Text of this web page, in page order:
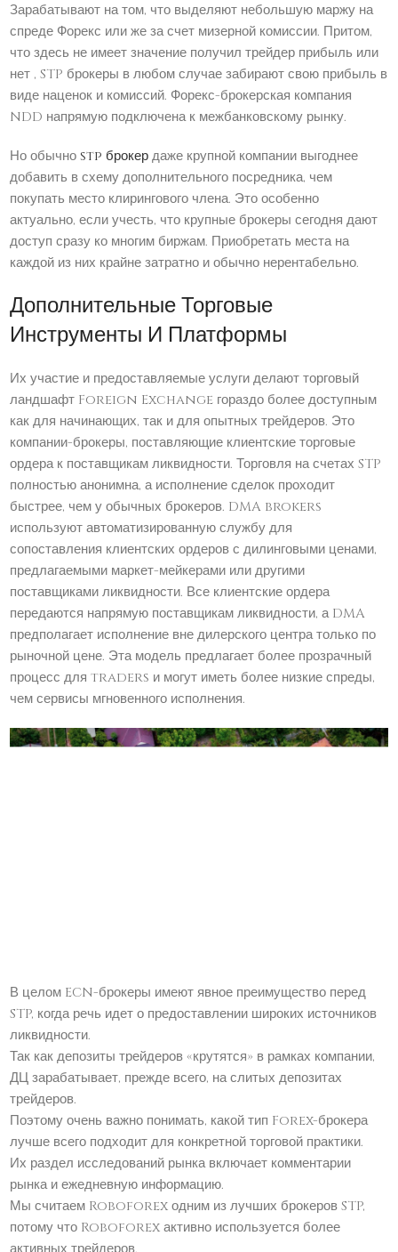
Зарабатывают на том, что выделяют небольшую маржу на
спреде Форекс или же за счет мизерной комиссии. Притом,
что здесь не имеет значение получил трейдер прибыль или
нет , STP брокеры в любом случае забирают свою прибыль в
виде наценок и комиссий. Форекс-брокерская компания
NDD напрямую подключена к межбанковскому рынку.
Но обычноstp брокердаже крупной компании выгоднее
добавить в схему дополнительного посредника, чем
покупать место клирингового члена. Это особенно
актуально, если учесть, что крупные брокеры сегодня дают
доступ сразу ко многим биржам. Приобретать места на
каждой из них крайне затратно и обычно нерентабельно.
Дополнительные Торговые
Инструменты И Платформы
Их участие и предоставляемые услуги делают торговый
ландшафт Foreign Exchange гораздо более доступным
как для начинающих, так и для опытных трейдеров. Это
компании-брокеры, поставляющие клиентские торговые
ордера к поставщикам ликвидности. Торговля на счетах STP
полностью анонимна, а исполнение сделок проходит
быстрее, чем у обычных брокеров. DMA brokers
используют автоматизированную службу для
сопоставления клиентских ордеров с дилинговыми ценами,
предлагаемыми маркет-мейкерами или другими
поставщиками ликвидности. Все клиентские ордера
передаются напрямую поставщикам ликвидности, а DMA
предполагает исполнение вне дилерского центра только по
рыночной цене. Эта модель предлагает более прозрачный
процесс для traders и могут иметь более низкие спреды,
чем сервисы мгновенного исполнения.
В целом ECN-брокеры имеют явное преимущество перед
STP, когда речь идет о предоставлении широких источников
ликвидности.
Так как депозиты трейдеров «крутятся» в рамках компании,
ДЦ зарабатывает, прежде всего, на слитых депозитах
трейдеров.
Поэтому очень важно понимать, какой тип Forex-брокера
лучше всего подходит для конкретной торговой практики.
Их раздел исследований рынка включает комментарии
рынка и ежедневную информацию.
Мы считаем Roboforex одним из лучших брокеров STP,
потому что Roboforex активно используется более